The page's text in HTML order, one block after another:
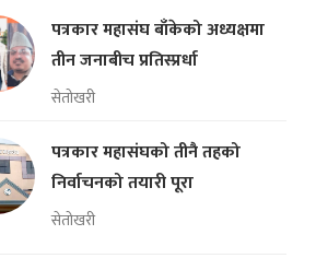
पत्रकार महासंघ बाँकेको अध्यक्षमा
तीन जनाबीच प्रतिस्प्रर्धा
सेतोखरी
पत्रकार महासंघको तीनै तहको
निर्वाचनको तयारी पूरा
सेतोखरी